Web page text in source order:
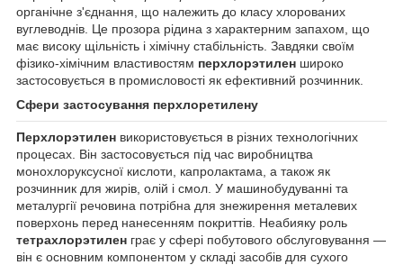
органічне з'єднання, що належить до класу хлорованих
вуглеводнів. Це прозора рідина з характерним запахом, що
має високу щільність і хімічну стабільність. Завдяки своїм
фізико-хімічним властивостям перхлорэтилен широко
застосовується в промисловості як ефективний розчинник.
Сфери застосування перхлоретилену
Перхлорэтилен використовується в різних технологічних
процесах. Він застосовується під час виробництва
монохлоруксусної кислоти, капролактама, а також як
розчинник для жирів, олій і смол. У машинобудуванні та
металургії речовина потрібна для знежирення металевих
поверхонь перед нанесенням покриттів. Неабияку роль
тетрахлорэтилен грає у сфері побутового обслуговування —
він є основним компонентом у складі засобів для сухого